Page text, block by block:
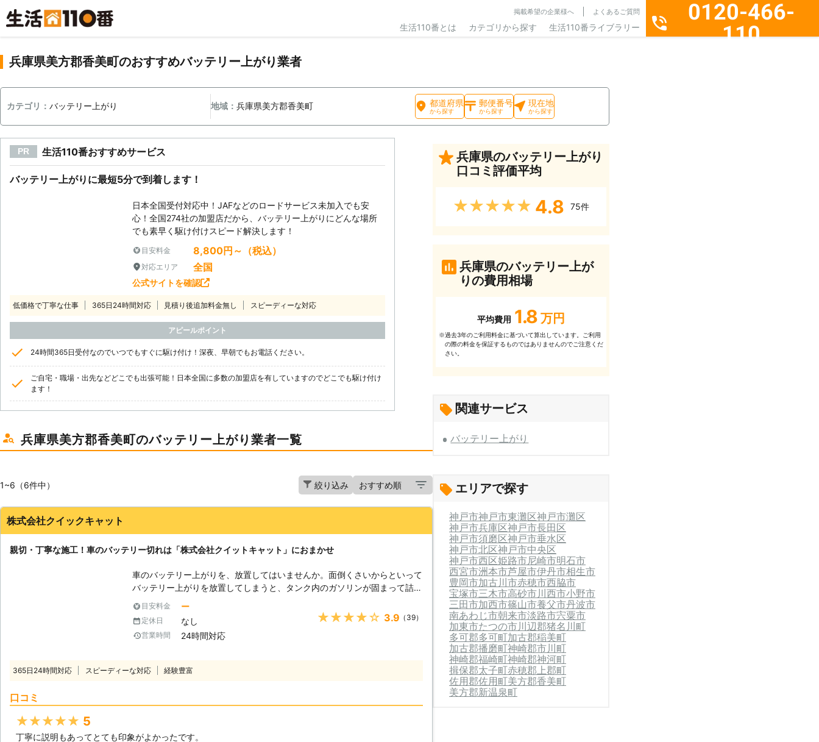
掲載希望の企業様へ よくあるご質問
生活110番とは カテゴリから探す 生活110番ライブラリー
0120-466-
110
兵庫県美方郡香美町のおすすめバッテリー上がり業者
カテゴリ： バッテリー上がり 地域：兵庫県美方郡香美町 都道府県
から探す
郵便番号
から探す
現在地
から探す
PR 生活110番おすすめサービス
バッテリー上がりに最短5分で到着します！
日本全国受付対応中！JAFなどのロードサービス未加入でも安
心！全国274社の加盟店だから、バッテリー上がりにどんな場所
でも素早く駆け付けスピード解決します！
目安料金 8,800円～（税込）
対応エリア 全国
公式サイトを確認
低価格で丁寧な仕事 365日24時間対応 見積り後追加料金無し スピーディーな対応
アピールポイント
24時間365日受付なのでいつでもすぐに駆け付け！深夜、早朝でもお電話ください。
ご自宅・職場・出先などどこでも出張可能！日本全国に多数の加盟店を有していますのでどこでも駆け付け
ます！
兵庫県美方郡香美町のバッテリー上がり業者一覧
1~6（6件中） 絞り込み
株式会社クイックキャット
親切・丁寧な施工！車のバッテリー切れは「株式会社クイットキャット」におまかせ
車のバッテリー上がりを、放置してはいませんか。面倒くさいからといって
バッテリー上がりを放置してしまうと、タンク内のガソリンが固まって詰ま
りを引き起こす恐れがあります。そのため、車のバッテリー上がりはすぐに
でも解消する必要があるのです。 もしも車のバッテリー切れが起きたとき
は、「株式会社クイックキャット」におまかせください！ ●車のバッテリ
ーが上がるのは充電がなくなったから 車のバッテリーが上がってしまうの
ッテリー内の電気を利用して動きだすので、バッテリー内の電気がなくなっ
てしまうと、車は動かなくなります。 またエンジンだけではなくカーナビ
動かなくなってしまいます。 ●24時間365日で対応可能！突然の事態にも
目安料金 ー
定休日 なし
営業時間 24時間対応
★★★★★ 3.9 （39）
365日24時間対応 スピーディーな対応 経験豊富
口コミ
★★★★★ 5
丁寧に説明もあってとても印象がよかったです。
兵庫県のバッテリー上がり
口コミ評価平均
★★★★★ 4.8 75件
兵庫県のバッテリー上が
りの費用相場
平均費用 1.8 万円
※過去3年のご利⽤料⾦に基づいて算出しています。ご利⽤
の際の料⾦を保証するものではありませんのでご注意くだ
さい。
関連サービス
バッテリー上がり
エリアで探す
神戸市神戸市東灘区神戸市灘区
神戸市兵庫区神戸市長田区
神戸市須磨区神戸市垂水区
神戸市北区神戸市中央区
神戸市西区姫路市尼崎市明石市
西宮市洲本市芦屋市伊丹市相生市
豊岡市加古川市赤穂市西脇市
宝塚市三木市高砂市川西市小野市
三田市加西市篠山市養父市丹波市
南あわじ市朝来市淡路市宍粟市
加東市たつの市川辺郡猪名川町
多可郡多可町加古郡稲美町
加古郡播磨町神崎郡市川町
神崎郡福崎町神崎郡神河町
揖保郡太子町赤穂郡上郡町
佐用郡佐用町美方郡香美町
美方郡新温泉町